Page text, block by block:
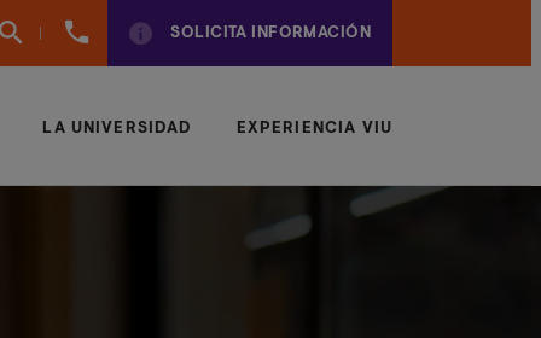
961
SOLICITA INFORMACIÓN
LA UNIVERSIDAD EXPERIENCIA VIU